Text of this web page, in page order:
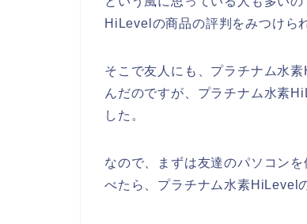
HiLevelの商品の評判をみつけら
そこで友人にも、プラチナム水
んだのですが、プラチナム水素
した。
なので、まずは友達のパソコン
べたら、プラチナム水素HiLevel